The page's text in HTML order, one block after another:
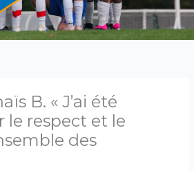
B. « J’ai été
le respect et le
des